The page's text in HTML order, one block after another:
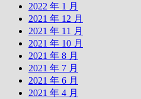
2022 年 1 月
2021 年 12 月
2021 年 11 月
2021 年 10 月
2021 年 8 月
2021 年 7 月
2021 年 6 月
2021 年 4 月